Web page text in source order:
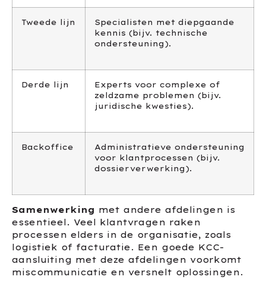
Tweede lijn
Specialisten met diepgaande
kennis (bijv. technische
ondersteuning).
Derde lijn
Experts voor complexe of
zeldzame problemen (bijv.
juridische kwesties).
Backoffice
Administratieve ondersteuning
voor klantprocessen (bijv.
dossierverwerking).
Samenwerking met andere afdelingen is
essentieel. Veel klantvragen raken
processen elders in de organisatie, zoals
logistiek of facturatie. Een goede KCC-
aansluiting met deze afdelingen voorkomt
miscommunicatie en versnelt oplossingen.